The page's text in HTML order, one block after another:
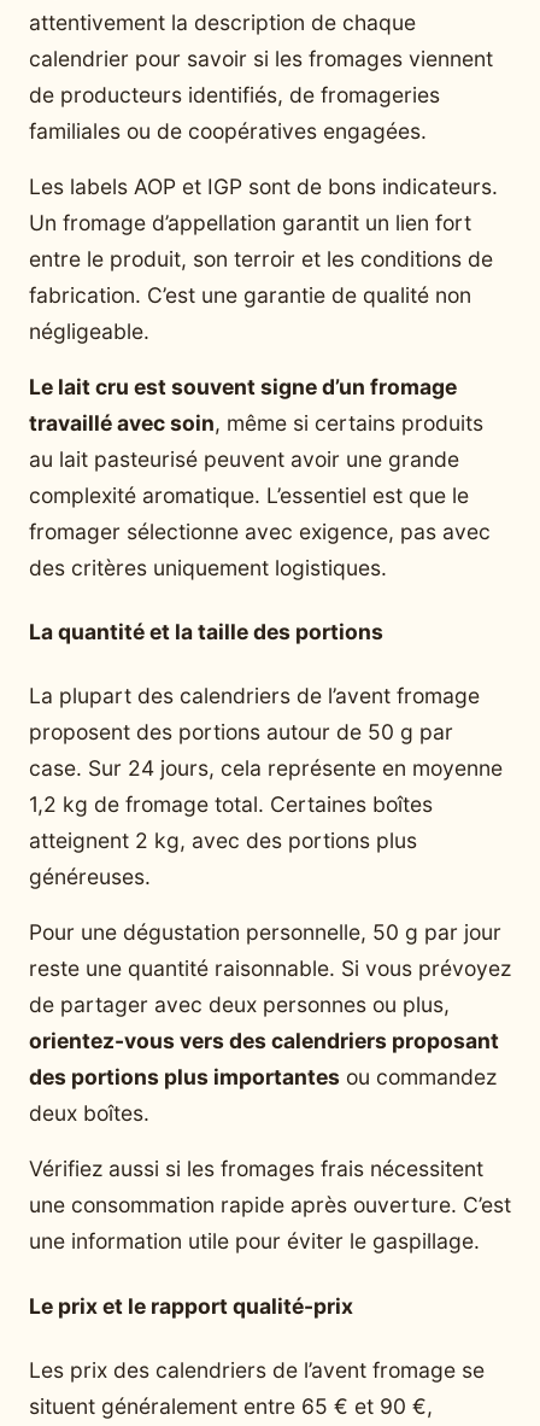
attentivement la description de chaque
calendrier pour savoir si les fromages viennent
de producteurs identifiés, de fromageries
familiales ou de coopératives engagées.
Les labels AOP et IGP sont de bons indicateurs.
Un fromage d’appellation garantit un lien fort
entre le produit, son terroir et les conditions de
fabrication. C’est une garantie de qualité non
négligeable.
Le lait cru est souvent signe d’un fromage
travaillé avec soin, même si certains produits
au lait pasteurisé peuvent avoir une grande
complexité aromatique. L’essentiel est que le
fromager sélectionne avec exigence, pas avec
des critères uniquement logistiques.
La quantité et la taille des portions
La plupart des calendriers de l’avent fromage
proposent des portions autour de 50 g par
case. Sur 24 jours, cela représente en moyenne
1,2 kg de fromage total. Certaines boîtes
atteignent 2 kg, avec des portions plus
généreuses.
Pour une dégustation personnelle, 50 g par jour
reste une quantité raisonnable. Si vous prévoyez
de partager avec deux personnes ou plus,
orientez-vous vers des calendriers proposant
des portions plus importantes ou commandez
deux boîtes.
Vérifiez aussi si les fromages frais nécessitent
une consommation rapide après ouverture. C’est
une information utile pour éviter le gaspillage.
Le prix et le rapport qualité-prix
Les prix des calendriers de l’avent fromage se
situent généralement entre 65 € et 90 €,